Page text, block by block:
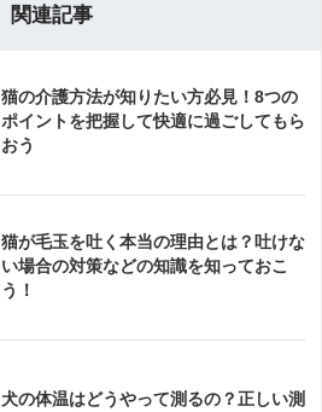
関連記事
猫の介護方法が知りたい方必見！8つの
ポイントを把握して快適に過ごしてもら
おう
猫が毛玉を吐く本当の理由とは？吐けな
い場合の対策などの知識を知っておこ
う！
犬の体温はどうやって測るの？正しい測